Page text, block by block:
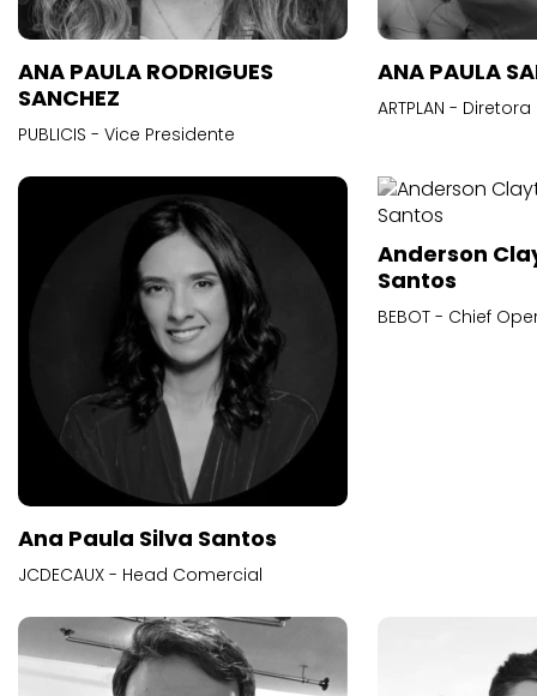
ANA PAULA RODRIGUES
SANCHEZ
PUBLICIS - Vice Presidente
ANA PAULA
ARTPLAN -
Ana Paula Silva Santos
JCDECAUX - Head Comercial
Anderson
Santos
BEBOT - Chief